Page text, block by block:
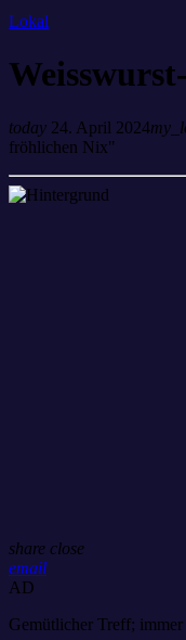
Lokal
today 24. April 2024
fröhlichen Nix"
share close
email
AD
Gemütlicher Treff;